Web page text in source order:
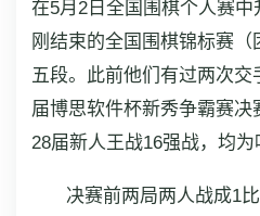
在5月2日全国围棋个人赛中
刚结束的全国围棋锦标赛
五段。此前他们有过两次交
届博思软件杯新秀争霸赛决
28届新人王战16强战，均为
决赛前两局两人战成1